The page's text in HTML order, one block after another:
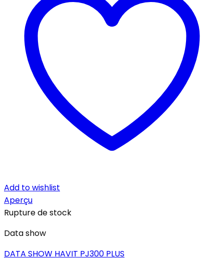
Add to wishlist
Aperçu
Rupture de stock
Data show
DATA SHOW HAVIT PJ300 PLUS